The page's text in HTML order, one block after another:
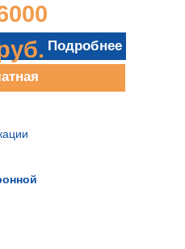
Подробнее